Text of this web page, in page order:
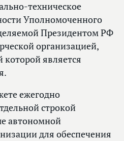
техническое
Уполномоченного
Президентом РФ
организацией,
является
ежегодно
строкой
автономной
для обеспечения